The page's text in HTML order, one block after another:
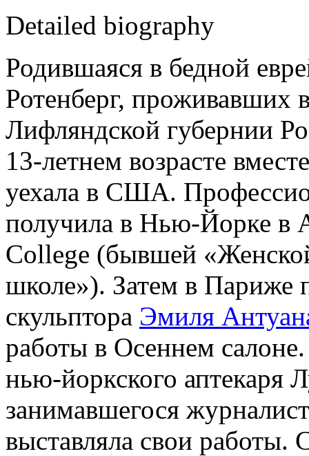
Detailed biography
Родившаяся в бедной
Ротенберг, проживавших
Лифляндской губернии
13-летнем возрасте
уехала в США.
получила в Нью-Йорке в
College (бывшей
школе»). Затем в Париже
скульптора Эмиля
работы в Осеннем
нью-йоркского аптекаря
занимавшегося
выставляла свои